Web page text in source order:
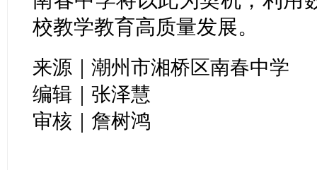
校教学教育高质量发展。
来源｜潮州市湘桥区南春中学
编辑｜张泽慧
审核｜詹树鸿